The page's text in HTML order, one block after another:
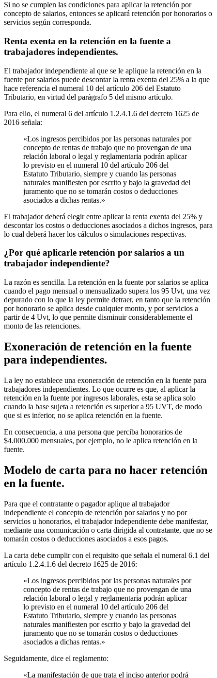
Si no se cumplen las condiciones para aplicar la retención por
concepto de salarios, entonces se aplicará retención por honorarios o
servicios según corresponda.
Renta exenta en la retención en la fuente a
trabajadores independientes.
El trabajador independiente al que se le aplique la retención en la
fuente por salarios puede descontar la renta exenta del 25% a la que
hace referencia el numeral 10 del artículo 206 del Estatuto
Tributario, en virtud del parágrafo 5 del mismo artículo.
Para ello, el numeral 6 del artículo 1.2.4.1.6 del decreto 1625 de
2016 señala:
«Los ingresos percibidos por las personas naturales por
concepto de rentas de trabajo que no provengan de una
relación laboral o legal y reglamentaria podrán aplicar
lo previsto en el numeral 10 del artículo 206 del
Estatuto Tributario, siempre y cuando las personas
naturales manifiesten por escrito y bajo la gravedad del
juramento que no se tomarán costos o deducciones
asociados a dichas rentas.»
El trabajador deberá elegir entre aplicar la renta exenta del 25% y
descontar los costos o deducciones asociados a dichos ingresos, para
lo cual deberá hacer los cálculos o simulaciones respectivas.
¿Por qué aplicarle retención por salarios a un
trabajador independiente?
La razón es sencilla. La retención en la fuente por salarios se aplica
cuando el pago mensual o mensualizado supera los 95 Uvt, una vez
depurado con lo que la ley permite detraer, en tanto que la retención
por honorario se aplica desde cualquier monto, y por servicios a
partir de 4 Uvt, lo que permite disminuir considerablemente el
monto de las retenciones.
Exoneración de retención en la fuente
para independientes.
La ley no establece una exoneración de retención en la fuente para
trabajadores independientes. Lo que ocurre es que, al aplicar la
retención en la fuente por ingresos laborales, esta se aplica solo
cuando la base sujeta a retención es superior a 95 UVT, de modo
que si es inferior, no se aplica retención en la fuente.
En consecuencia, a una persona que perciba honorarios de
$4.000.000 mensuales, por ejemplo, no le aplica retención en la
fuente.
Modelo de carta para no hacer retención
en la fuente.
Para que el contratante o pagador aplique al trabajador
independiente el concepto de retención por salarios y no por
servicios u honorarios, el trabajador independiente debe manifestar,
mediante una comunicación o carta dirigida al contratante, que no se
tomarán costos o deducciones asociados a esos pagos.
La carta debe cumplir con el requisito que señala el numeral 6.1 del
artículo 1.2.4.1.6 del decreto 1625 de 2016:
«Los ingresos percibidos por las personas naturales por
concepto de rentas de trabajo que no provengan de una
relación laboral o legal y reglamentaria podrán aplicar
lo previsto en el numeral 10 del artículo 206 del
Estatuto Tributario, siempre y cuando las personas
naturales manifiesten por escrito y bajo la gravedad del
juramento que no se tomarán costos o deducciones
asociados a dichas rentas.»
Seguidamente, dice el reglamento:
«La manifestación de que trata el inciso anterior podrá